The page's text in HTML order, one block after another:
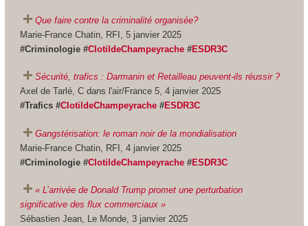
Que faire contre la criminalité organisée?
Marie-France Chatin, RFI, 5 janvier 2025
#Criminologie #ClotildeChampeyrache#ESDR3C
Sécurité, trafics : Darmanin et Retailleau peuvent-ils réussir ?
Axel de Tarlé, C dans l'air/France 5, 4 janvier 2025
#Trafics #ClotildeChampeyrache#ESDR3C
Gangstérisation: le roman noir de la mondialisation
Marie-France Chatin, RFI, 4 janvier 2025
#Criminologie #ClotildeChampeyrache#ESDR3C
« L’arrivée de Donald Trump promet une perturbation
significative des flux commerciaux »
Sébastien Jean, Le Monde, 3 janvier 2025